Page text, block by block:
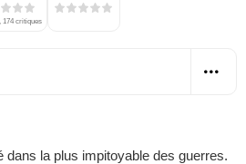
174 critiques
dans la plus impitoyable des guerres.